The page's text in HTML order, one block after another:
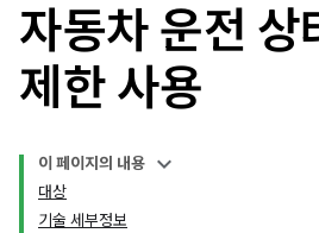
자동차 운전 상
제한 사용
이 페이지의 내용
대상
기술 세부정보